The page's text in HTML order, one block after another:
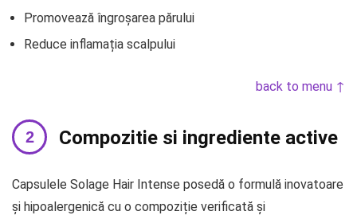
Promovează îngroșarea părului
Reduce inflamația scalpului
back to menu ↑
Compozitie si ingrediente active
Capsulele Solage Hair Intense posedă o formulă inovatoare
și hipoalergenică cu o compoziție verificată și